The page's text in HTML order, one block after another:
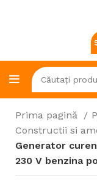
Prima pagină
Constructii si
Generator
230 V benzina